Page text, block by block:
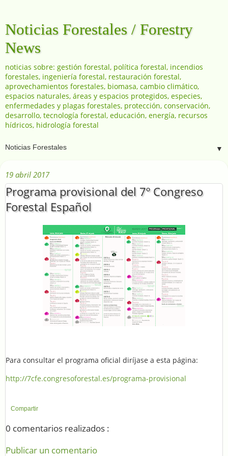
Noticias Forestales / Forestry
News
noticias sobre: gestión forestal, política forestal, incendios
forestales, ingeniería forestal, restauración forestal,
aprovechamientos forestales, biomasa, cambio climático,
espacios naturales, áreas y espacios protegidos, especies,
enfermedades y plagas forestales, protección, conservación,
desarrollo, tecnología forestal, educación, energía, recursos
hídricos, hidrología forestal
▼
19 abril 2017
Programa provisional del 7º Congreso
Forestal Español
Para consultar el programa oficial diríjase a esta página:
http://7cfe.congresoforestal.es/programa-provisional
Compartir
0 comentarios realizados :
Publicar un comentario